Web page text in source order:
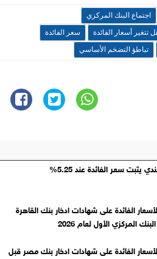
اجتماع البنك المركزي
تتغير أسعار الفائدة
سعر الفائدة
تباطؤ التضخم الأساسي
يثبت سعر الفائدة عند 5.25%
الفائدة على شهادات ادخار بنك القاهرة
المركزي الأول لعام 2026
الفائدة على شهادات ادخار بنك مصر قبل